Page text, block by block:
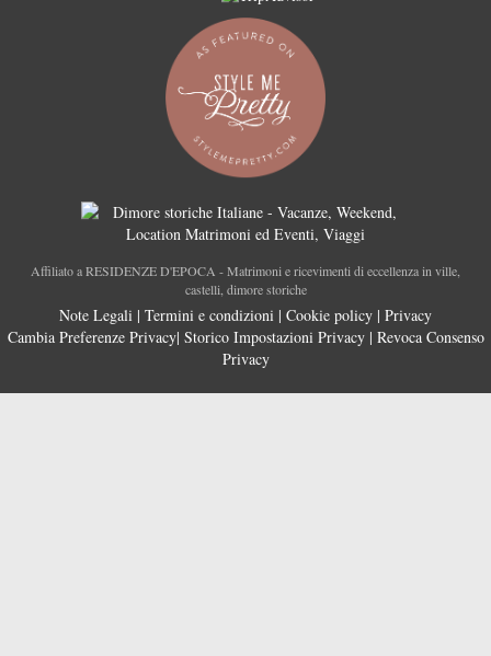
Affiliato a RESIDENZE D'EPOCA - Matrimoni e ricevimenti di eccellenza in ville,
castelli, dimore storiche
Note Legali | Termini e condizioni | Cookie policy | Privacy
Cambia Preferenze Privacy| Storico Impostazioni Privacy| Revoca Consenso
Privacy